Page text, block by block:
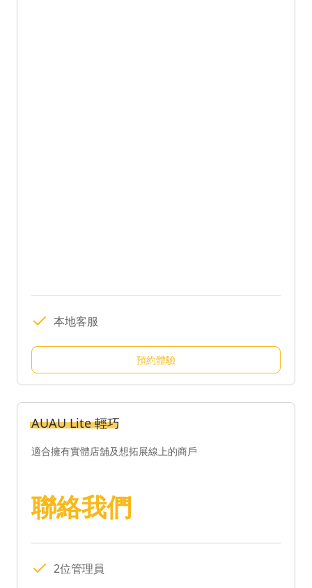
本地客服
預約體驗
AUAU Lite 輕巧
適合擁有實體店舖及想拓展線上的商戶
聯絡我們
2位管理員